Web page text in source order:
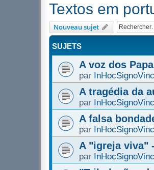
Textos em
Nouveau sujet
SUJETS
A voz dos
par
A tragédia da
par
A falsa
par
A "igreja viva"
par